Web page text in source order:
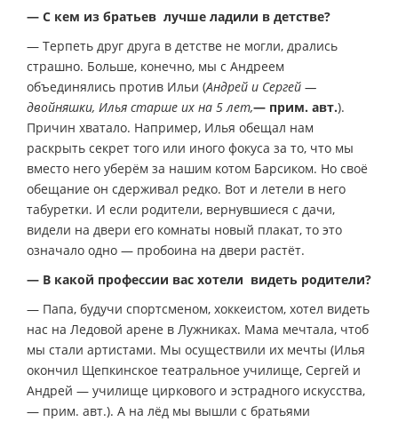
— С кем из братьев лучше ладили в детстве?
— Терпеть друг друга в детстве не могли, дрались
страшно. Больше, конечно, мы с Андреем
объединялись против Ильи (Андрей и Сергей —
двойняшки, Илья старше их на 5 лет,— прим. авт.).
Причин хватало. Например, Илья обещал нам
раскрыть секрет того или иного фокуса за то, что мы
вместо него уберём за нашим котом Барсиком. Но своё
обещание он сдерживал редко. Вот и летели в него
табуретки. И если родители, вернувшиеся с дачи,
видели на двери его комнаты новый плакат, то это
означало одно — пробоина на двери растёт.
— В какой профессии вас хотели видеть родители?
— Папа, будучи спортсменом, хоккеистом, хотел видеть
нас на Ледовой арене в Лужниках. Мама мечтала, чтоб
мы стали артистами. Мы осуществили их мечты (Илья
окончил Щепкинское театральное училище, Сергей и
Андрей — училище циркового и эстрадного искусства,
— прим. авт.). А на лёд мы вышли с братьями